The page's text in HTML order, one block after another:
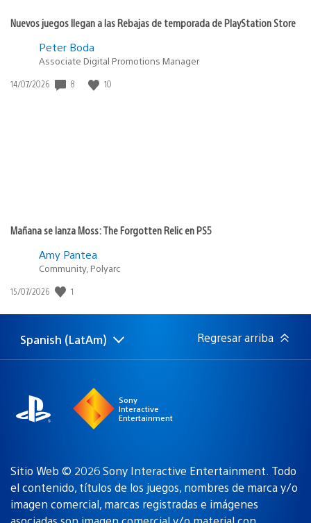
Nuevos juegos llegan a las Rebajas de temporada de PlayStation Store
Peter Boda
Associate Digital Promotions Manager
Fecha
14/07/2026 8 10
Mañana se lanza Moss: The Forgotten Relic en PS5
Amy Pantea
Community, Polyarc
Fecha
publicación:
15/07/2026 1
Elige
una
Región
actual:
Spanish (LatAm) Regresar arriba
Sony
Interactive
Entertainment
Sitio Web © 2026 Sony Interactive Entertainment. Todo
el contenido, títulos de los juegos, nombres de marca y/o
imagen comercial, marcas registradas e imágenes